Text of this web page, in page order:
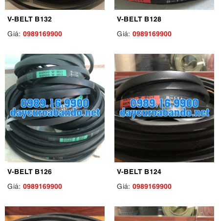
V-BELT B132
Giá: 0989169900
V-BELT B128
Giá: 0989169900
V-BELT B126
Giá: 0989169900
V-BELT B124
Giá: 0989169900